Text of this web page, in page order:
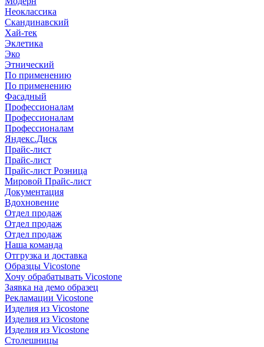
Неоклассика
Скандинавский
Хай-тек
Эклетика
Эко
Этнический
По применению
По применению
Фасадный
Профессионалам
Профессионалам
Профессионалам
Яндекс.Диск
Прайс-лист
Прайс-лист
Прайс-лист Розница
Мировой Прайс-лист
Документация
Вдохновение
Отдел продаж
Отдел продаж
Отдел продаж
Наша команда
Отгрузка и доставка
Образцы Vicostone
Хочу обрабатывать Vicostone
Заявка на демо образец
Рекламации Vicostone
Изделия из Vicostone
Изделия из Vicostone
Изделия из Vicostone
Столешницы